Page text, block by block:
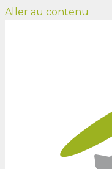
Aller au contenu